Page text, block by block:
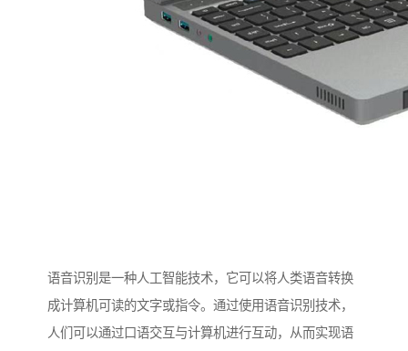
语音识别是一种人工智能技术，它可以将人类语音转换
成计算机可读的文字或指令。通过使用语音识别技术，
人们可以通过口语交互与计算机进行互动，从而实现语